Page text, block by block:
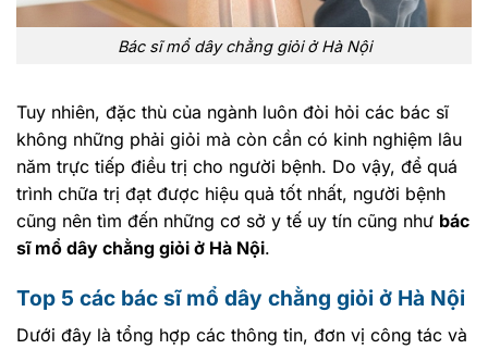
Bác sĩ mổ dây chằng giỏi ở Hà Nội
Tuy nhiên, đặc thù của ngành luôn đòi hỏi các bác sĩ
không những phải giỏi mà còn cần có kinh nghiệm lâu
năm trực tiếp điều trị cho người bệnh. Do vậy, để quá
trình chữa trị đạt được hiệu quả tốt nhất, người bệnh
cũng nên tìm đến những cơ sở y tế uy tín cũng như bác
sĩ mổ dây chằng giỏi ở Hà Nội.
Top 5 các bác sĩ mổ dây chằng giỏi ở Hà Nội
Dưới đây là tổng hợp các thông tin, đơn vị công tác và